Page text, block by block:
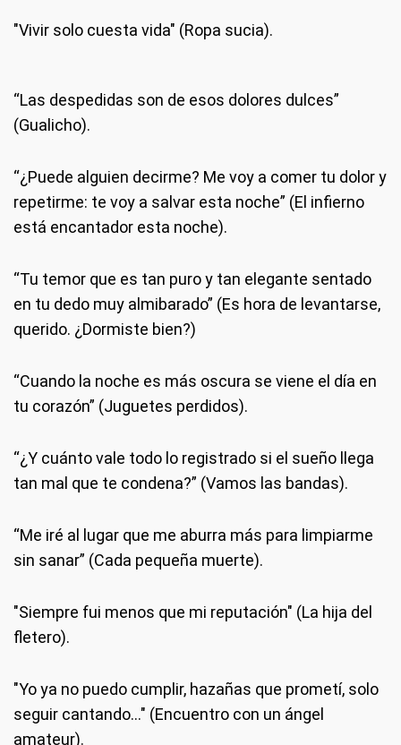
"Vivir solo cuesta vida" (Ropa sucia).
“Las despedidas son de esos dolores dulces”
(Gualicho).
“¿Puede alguien decirme? Me voy a comer tu dolor y
repetirme: te voy a salvar esta noche” (El infierno
está encantador esta noche).
“Tu temor que es tan puro y tan elegante sentado
en tu dedo muy almibarado” (Es hora de levantarse,
querido. ¿Dormiste bien?)
“Cuando la noche es más oscura se viene el día en
tu corazón” (Juguetes perdidos).
“¿Y cuánto vale todo lo registrado si el sueño llega
tan mal que te condena?” (Vamos las bandas).
“Me iré al lugar que me aburra más para limpiarme
sin sanar” (Cada pequeña muerte).
"Siempre fui menos que mi reputación" (La hija del
fletero).
"Yo ya no puedo cumplir, hazañas que prometí, solo
seguir cantando…" (Encuentro con un ángel
amateur).